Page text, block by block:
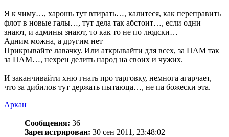
Я к чиму…, харошь тут втирать…, калитеся, как переправить
флот в новые галы…, тут дела так абстоит…, если одни
знают, и админы знают, то как то не по людски…
Адним можна, а другим нет
Прикрывайте лавачку. Или аткрывайти для всех, за ПАМ так
за ПАМ…, нехрен делить народ на своих и чужих.
И заканчивайти хню гнать про тарговку, немнога агарчает,
что за дибилов тут держать пытаюца…, не па божески эта.
Аркан
Сообщения: 36
Зарегистрирован: 30 сен 2011, 23:48:02